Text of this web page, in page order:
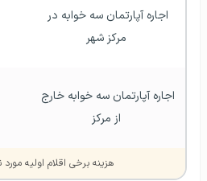
مرکز شهر
از مرکز
هزینه برخی اقلام اولیه مورد